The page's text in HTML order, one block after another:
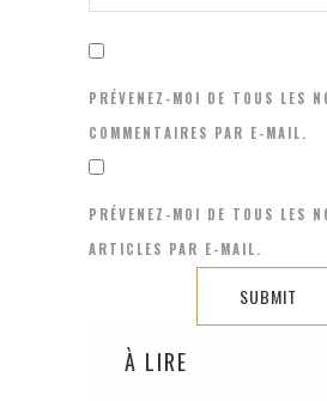
PRÉVENEZ-MOI DE TOUS LES
COMMENTAIRES PAR E-MAIL.
PRÉVENEZ-MOI DE TOUS LES
ARTICLES PAR E-MAIL.
À LIRE